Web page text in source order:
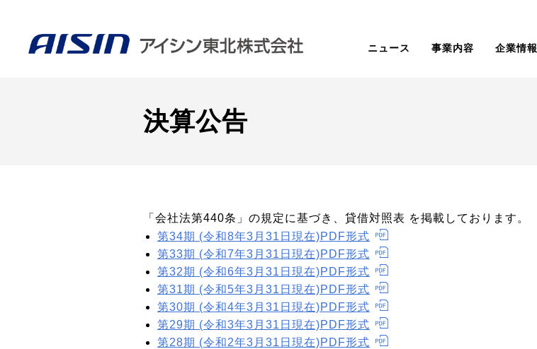
ニュース 事業内容 企業情報
決算公告
「会社法第440条」の規定に基づき、貸借対照表 を掲載しております。
第34期 (令和8年3月31日現在)PDF形式
第33期 (令和7年3月31日現在)PDF形式
第32期 (令和6年3月31日現在)PDF形式
第31期 (令和5年3月31日現在)PDF形式
第30期 (令和4年3⽉31⽇現在)PDF形式
第29期 (令和3年3⽉31⽇現在)PDF形式
第28期 (令和2年3⽉31⽇現在)PDF形式